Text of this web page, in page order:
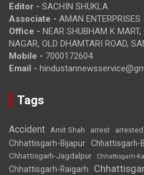
Editor - SACHIN SHUKLA
Associate - AMAN ENTERPRISES
Office - NEAR SHUBHAM K
NAGAR, OLD DHAMTARI ROAD,
Mobile - 7000172604
Email -
Tags
Accident Amit Shah arrest arrested
Chhattisgarh-Bijapur Chhattisgarh-
Chhattisgarh-Jagdalpur Chhattisgarh-
Chhattisgarh-Raigarh